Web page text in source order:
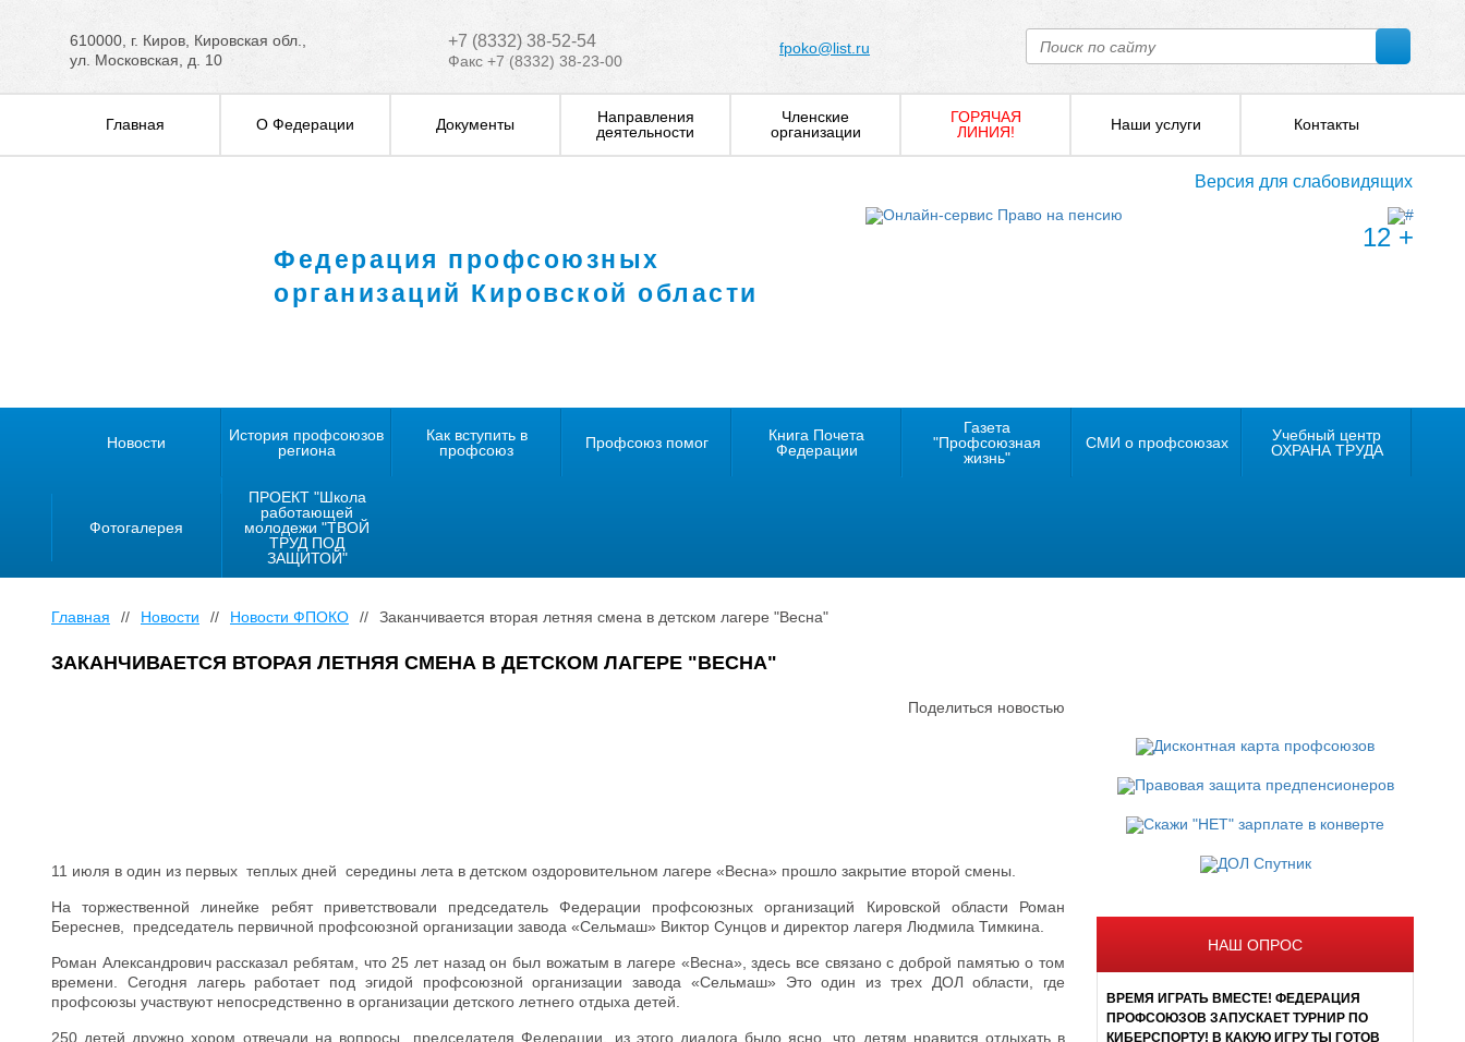
610000, г. Киров, Кировская обл.,
ул. Московская, д. 10
+7 (8332) 38-52-54
Факс +7 (8332) 38-23-00
fpoko@list.ru
Главная О Федерации Документы
Направления
деятельности
Членские
организации
ГОРЯЧАЯ
ЛИНИЯ!
Наши услуги Контакты
Версия для слабовидящих
Федерация профсоюзных
организаций Кировской области
12 +
Новости
История профсоюзов
региона
Как вступить в
профсоюз
Профсоюз помог
Книга Почета
Федерации
Газета
"Профсоюзная
жизнь"
СМИ о профсоюзах
Учебный центр
ОХРАНА ТРУДА
Фотогалерея
ПРОЕКТ "Школа
работающей
молодежи "ТВОЙ
ТРУД ПОД
ЗАЩИТОЙ"
Главная // Новости // Новости ФПОКО // Заканчивается вторая летняя смена в детском лагере "Весна"
ЗАКАНЧИВАЕТСЯ ВТОРАЯ ЛЕТНЯЯ СМЕНА В ДЕТСКОМ ЛАГЕРЕ "ВЕСНА"
Поделиться новостью
11 июля в один из первых теплых дней середины лета в детском оздоровительном лагере «Весна» прошло закрытие второй смены.
На торжественной линейке ребят приветствовали председатель Федерации профсоюзных организаций Кировской области Роман
Береснев, председатель первичной профсоюзной организации завода «Сельмаш» Виктор Сунцов и директор лагеря Людмила Тимкина.
Роман Александрович рассказал ребятам, что 25 лет назад он был вожатым в лагере «Весна», здесь все связано с доброй памятью о том
времени. Сегодня лагерь работает под эгидой профсоюзной организации завода «Сельмаш» Это один из трех ДОЛ области, где
профсоюзы участвуют непосредственно в организации детского летнего отдыха детей.
250 детей дружно хором отвечали на вопросы председателя Федерации, из этого диалога было ясно, что детям нравится отдыхать в
НАШ ОПРОС
ВРЕМЯ ИГРАТЬ ВМЕСТЕ! ФЕДЕРАЦИЯ
ПРОФСОЮЗОВ ЗАПУСКАЕТ ТУРНИР ПО
КИБЕРСПОРТУ! В КАКУЮ ИГРУ ТЫ ГОТОВ